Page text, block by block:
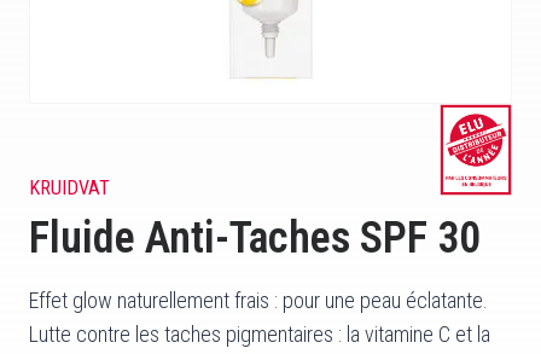
KRUIDVAT
Fluide Anti-Taches SPF 30
Effet glow naturellement frais : pour une peau éclatante.
Lutte contre les taches pigmentaires : la vitamine C et la